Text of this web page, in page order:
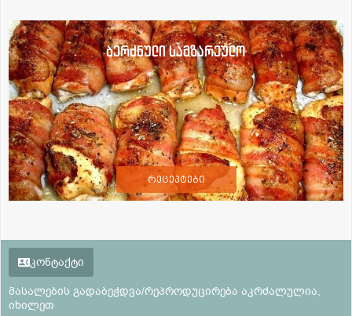
ბერძნული სამზარეულო
რეცეპტები
კონტაქტი
მასალების გადაბეჭდვა/რეპროდუცირება აკრძალულია,
იხილეთ